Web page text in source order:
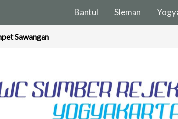
Bantul Sleman
Sawangan